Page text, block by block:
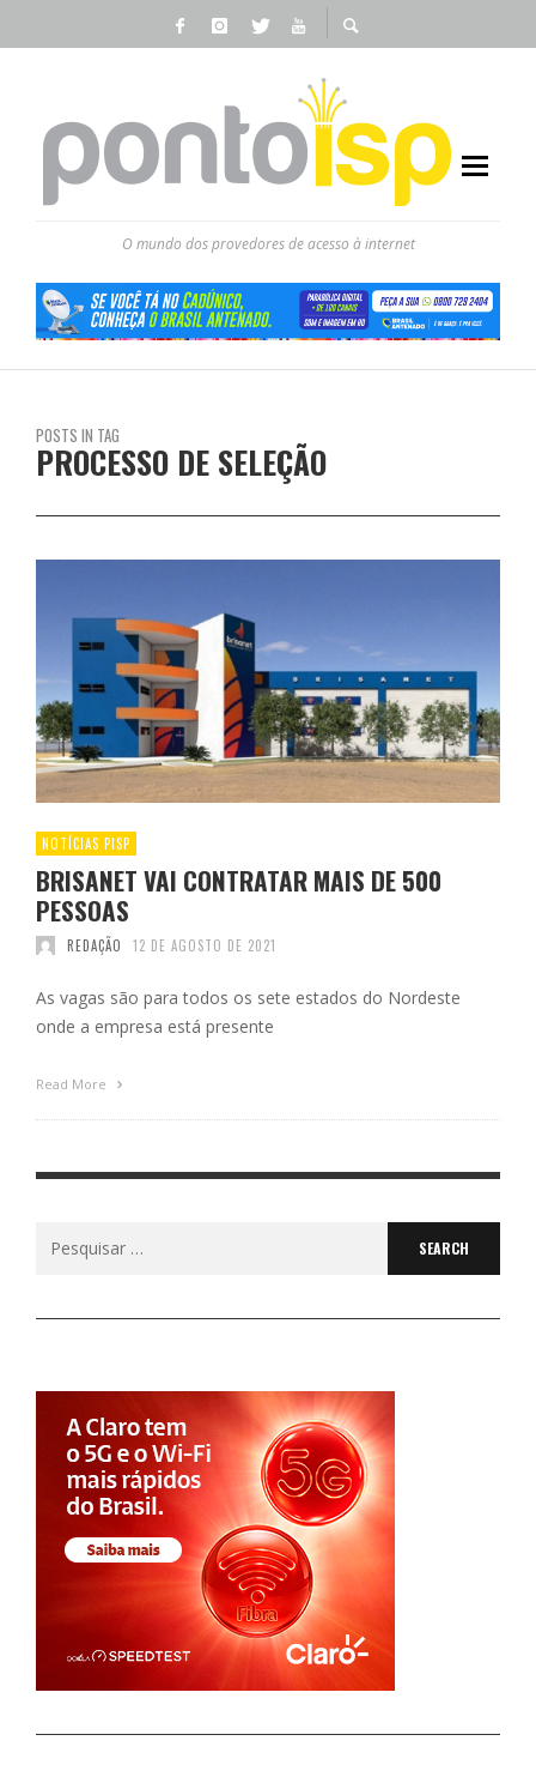
O mundo dos provedores de acesso à internet
POSTS IN TAG
PROCESSO DE SELEÇÃO
NOTÍCIAS PISP
BRISANET VAI CONTRATAR MAIS DE 500
PESSOAS
REDAÇÃO 12 DE AGOSTO DE 2021
As vagas são para todos os sete estados do Nordeste
onde a empresa está presente
Read More